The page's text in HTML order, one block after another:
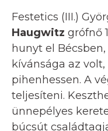
Festetics (III.)
Haugwitz grófnő
hunyt el
kívánsága az
pihenhessen. A
teljesíteni.
ünnepélyes
búcsút